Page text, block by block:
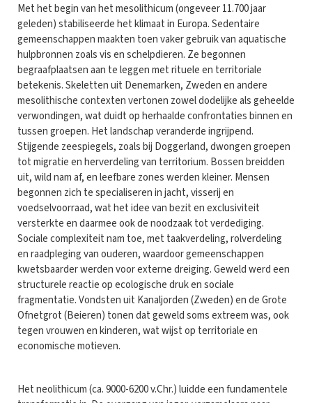
Met het begin van het mesolithicum (ongeveer 11.700 jaar
geleden) stabiliseerde het klimaat in Europa. Sedentaire
gemeenschappen maakten toen vaker gebruik van aquatische
hulpbronnen zoals vis en schelpdieren. Ze begonnen
begraafplaatsen aan te leggen met rituele en territoriale
betekenis. Skeletten uit Denemarken, Zweden en andere
mesolithische contexten vertonen zowel dodelijke als geheelde
verwondingen, wat duidt op herhaalde confrontaties binnen en
tussen groepen. Het landschap veranderde ingrijpend.
Stijgende zeespiegels, zoals bij Doggerland, dwongen groepen
tot migratie en herverdeling van territorium. Bossen breidden
uit, wild nam af, en leefbare zones werden kleiner. Mensen
begonnen zich te specialiseren in jacht, visserij en
voedselvoorraad, wat het idee van bezit en exclusiviteit
versterkte en daarmee ook de noodzaak tot verdediging.
Sociale complexiteit nam toe, met taakverdeling, rolverdeling
en raadpleging van ouderen, waardoor gemeenschappen
kwetsbaarder werden voor externe dreiging. Geweld werd een
structurele reactie op ecologische druk en sociale
fragmentatie. Vondsten uit Kanaljorden (Zweden) en de Grote
Ofnetgrot (Beieren) tonen dat geweld soms extreem was, ook
tegen vrouwen en kinderen, wat wijst op territoriale en
economische motieven.
Het neolithicum (ca. 9000-6200 v.Chr.) luidde een fundamentele